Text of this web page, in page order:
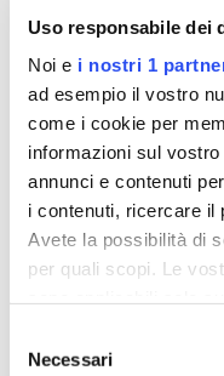
Uso responsabile dei
Noi e i nostri 1
ad esempio il vostro
come i cookie per
informazioni sul
annunci e contenuti
i contenuti, ricercare il
Avete la possibilità di
per quali scopi. Le
revocare il proprio
delNecessari
stato molto
corpo dopo
verso queste gare
performance che
Alla Freccia ha
troppo avanti
sforzo troppo presto
penso che per il
posizionamento